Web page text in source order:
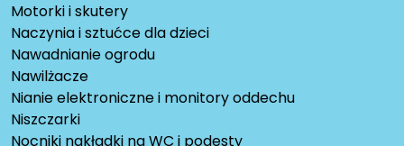
Motorki i skutery
Naczynia i sztućce dla dzieci
Nawadnianie ogrodu
Nawilżacze
Nianie elektroniczne i monitory oddechu
Niszczarki
Nocniki nakładki na WC i podesty